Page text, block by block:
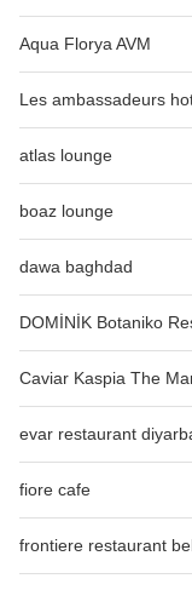
Aqua Florya AVM
Les ambassadeurs
atlas lounge
boaz lounge
dawa baghdad
DOMİNİK Botaniko
Caviar Kaspia The
evar restaurant
fiore cafe
frontiere restaurant